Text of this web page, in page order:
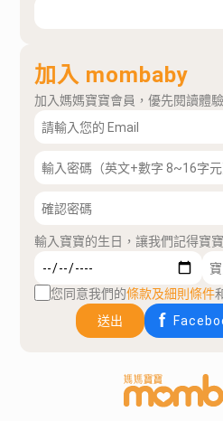
加入 mombaby
加入媽媽寶寶會員，優先閱讀體
輸入寶寶的生日，讓我們記得寶
您同意我們的條款及細則條件
送出